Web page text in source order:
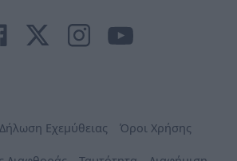
Δήλωση Εχεμύθειας Όροι Χρήσης